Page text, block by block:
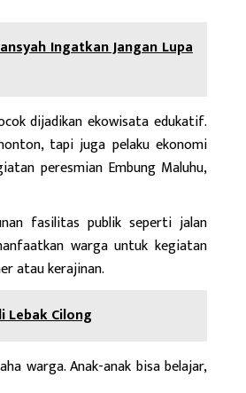
Ingatkan Jangan Lupa
dijadikan ekowisata edukatif.
tapi juga pelaku ekonomi
peresmian Embung Maluhu,
fasilitas publik seperti jalan
warga untuk kegiatan
atau kerajinan.
Lebak Cilong
warga. Anak-anak bisa belajar,